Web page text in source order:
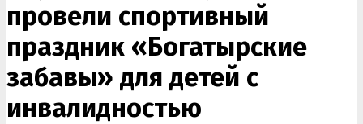
провели спортивный
праздник «Богатырские
забавы» для детей с
инвалидностью